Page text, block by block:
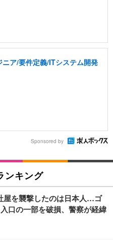
ア/要件定義/ITシステム開発
Sponsored by
ンキング
屋を襲撃したのは日本人…ゴ
口の一部を破損、警察が経緯